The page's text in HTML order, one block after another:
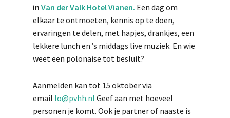
in Van der Valk Hotel Vianen. Een dag om
elkaar te ontmoeten, kennis op te doen,
ervaringen te delen, met hapjes, drankjes, een
lekkere lunch en ’s middags live muziek. En wie
weet een polonaise tot besluit?
Aanmelden kan tot 15 oktober via
email lo@pvhh.nl Geef aan met hoeveel
personen je komt. Ook je partner of naaste is